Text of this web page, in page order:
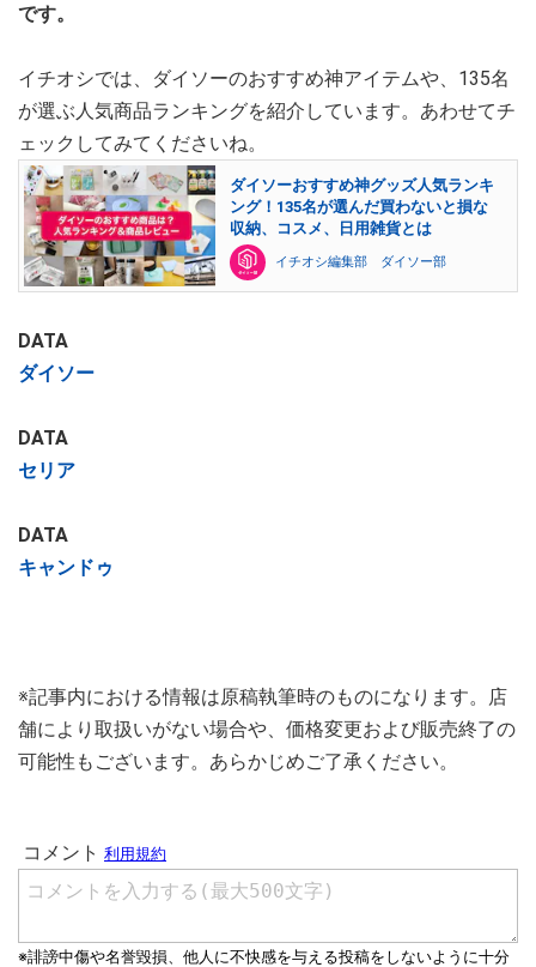
です。
イチオシでは、ダイソーのおすすめ神アイテムや、135名
が選ぶ人気商品ランキングを紹介しています。あわせてチ
ェックしてみてくださいね。
ダイソーおすすめ神グッズ人気ランキ
ング！135名が選んだ買わないと損な
収納、コスメ、日用雑貨とは
イチオシ編集部 ダイソー部
DATA
ダイソー
DATA
セリア
DATA
キャンドゥ
※記事内における情報は原稿執筆時のものになります。店
舗により取扱いがない場合や、価格変更および販売終了の
可能性もございます。あらかじめご了承ください。